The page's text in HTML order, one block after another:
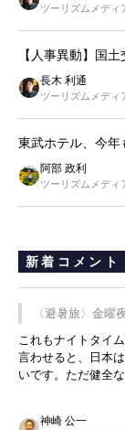
ツーリズムメディ
【人事異動】国
長木 利通
ツーリズムメディ
東武ホテル、今年
阿部 政利
ツーリズムメディ
新着コメント
〈避暑旅〉金曜
これもナイトタイ
言わせると、日本
いです。ただ健全
ような意味で、金
限らず外国人にと
神崎 公一